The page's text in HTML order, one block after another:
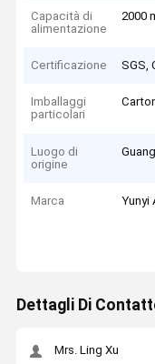
Capacità di
alimentazione
2000
Certificazione SGS,
Imballaggi
particolari
Luogo di
origine
Marca Yunyi
Dettagli Di
Mrs. Ling Xu